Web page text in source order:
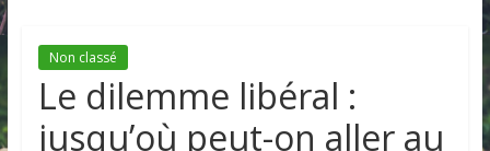
Non classé
Le dilemme libéral :
jusqu’où peut-on aller au